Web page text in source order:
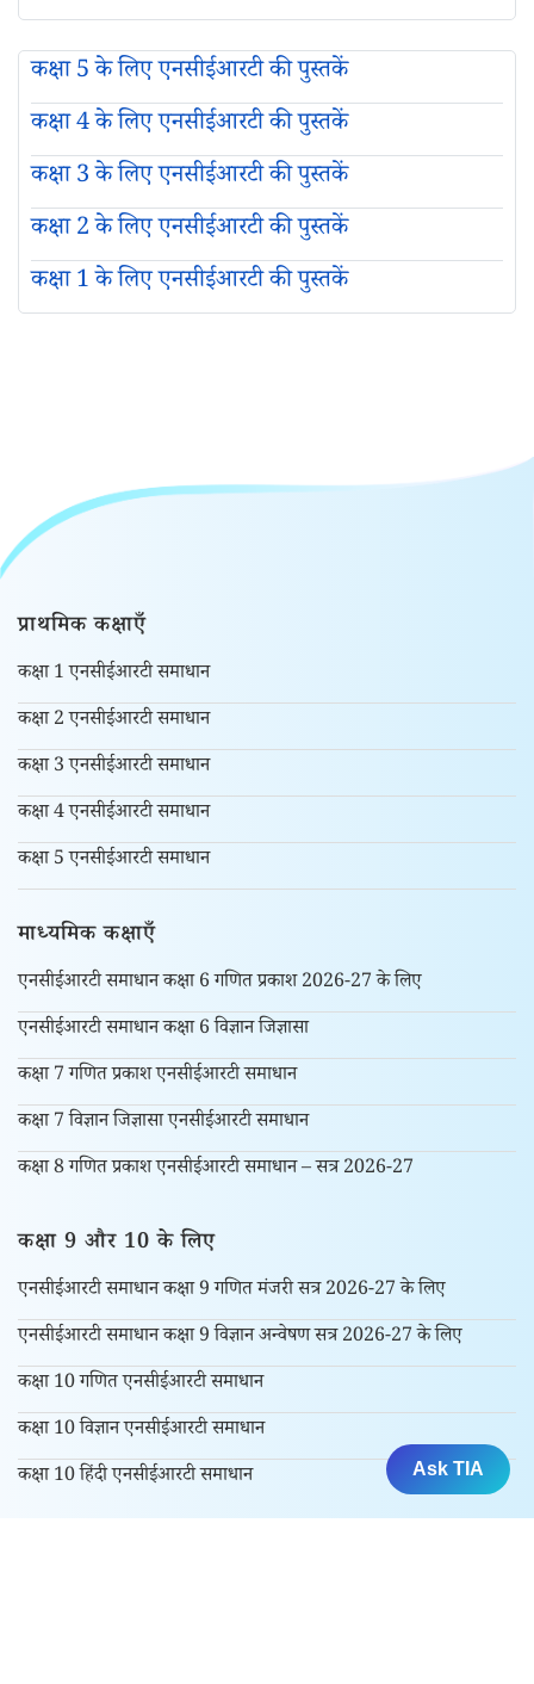
कक्षा 5 के लिए एनसीईआरटी की पुस्तकें
कक्षा 4 के लिए एनसीईआरटी की पुस्तकें
कक्षा 3 के लिए एनसीईआरटी की पुस्तकें
कक्षा 2 के लिए एनसीईआरटी की पुस्तकें
कक्षा 1 के लिए एनसीईआरटी की पुस्तकें
प्राथमिक कक्षाएँ
कक्षा 1 एनसीईआरटी समाधान
कक्षा 2 एनसीईआरटी समाधान
कक्षा 3 एनसीईआरटी समाधान
कक्षा 4 एनसीईआरटी समाधान
कक्षा 5 एनसीईआरटी समाधान
माध्यमिक कक्षाएँ
एनसीईआरटी समाधान कक्षा 6 गणित प्रकाश 2026-27 के लिए
एनसीईआरटी समाधान कक्षा 6 विज्ञान जिज्ञासा
कक्षा 7 गणित प्रकाश एनसीईआरटी समाधान
कक्षा 7 विज्ञान जिज्ञासा एनसीईआरटी समाधान
कक्षा 8 गणित प्रकाश एनसीईआरटी समाधान – सत्र 2026-27
कक्षा 9 और 10 के लिए
एनसीईआरटी समाधान कक्षा 9 गणित मंजरी सत्र 2026-27 के लिए
एनसीईआरटी समाधान कक्षा 9 विज्ञान अन्वेषण सत्र 2026-27 के लिए
कक्षा 10 गणित एनसीईआरटी समाधान
कक्षा 10 विज्ञान एनसीईआरटी समाधान
कक्षा 10 हिंदी एनसीईआरटी समाधान
Ask TIA